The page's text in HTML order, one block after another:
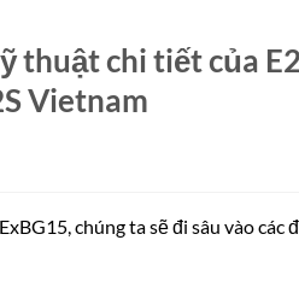
thuật chi tiết của
Vietnam
chúng ta sẽ đi sâu vào các